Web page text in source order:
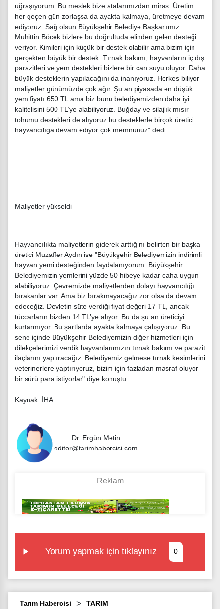
uğraşıyorum. Bu meslek bize atalarımızdan miras. Üretim
her geçen gün zorlaşsa da ayakta kalmaya, üretmeye devam
ediyoruz. Sağ olsun Büyükşehir Belediye Başkanımız
Muhittin Böcek bizlere bu doğrultuda elinden gelen desteği
veriyor. Kimileri için küçük bir destek olabilir ama bizim için
gerçekten büyük bir destek. Tırnak bakımı, hayvanların iç dış
parazitleri ve yem destekleri bizlere bir can suyu oluyor. Daha
büyük desteklerin yapılacağını da inanıyoruz. Herkes biliyor
maliyetler günümüzde çok ağır. Şu an piyasada en düşük
yem fiyatı 650 TL ama biz bunu belediyemizden daha iyi
kalitelisini 500 TL’ye alabiliyoruz. Buğday ve silajlık mısır
tohumu destekleri de alıyoruz bu desteklerle birçok üretici
hayvancılığa devam ediyor çok memnunuz" dedi.
Maliyetler yükseldi
Hayvancılıkta maliyetlerin giderek arttığını belirten bir başka
üretici Muzaffer Aydın ise "Büyükşehir Belediyemizin indirimli
hayvan yemi desteğinden faydalanıyorum. Büyükşehir
Belediyemizin yemlerini yüzde 50 hibeye kadar daha uygun
alabiliyoruz. Çevremizde maliyetlerden dolayı hayvancılığı
bırakanlar var. Ama biz bırakmayacağız zor olsa da devam
edeceğiz. Devletin süte verdiği fiyat değeri 17 TL, ancak
tüccarların bizden 14 TL’ye alıyor. Bu da şu an üreticiyi
kurtarmıyor. Bu şartlarda ayakta kalmaya çalışıyoruz. Bu
sene içinde Büyükşehir Belediyemizin diğer hizmetleri için
dilekçelerimizi verdik hayvanlarımızın tırnak bakımı ve parazit
ilaçlarını yaptıracağız. Belediyemiz gelmese tırnak kesimlerini
veterinerlere yaptırıyoruz, bizim için fazladan masraf oluyor
bir sürü para istiyorlar" diye konuştu.
Kaynak: İHA
Dr. Ergün Metin
editor@tarimhabercisi.com
Yorum yapmak için tıklayınız 0
Tarım Habercisi TARIM